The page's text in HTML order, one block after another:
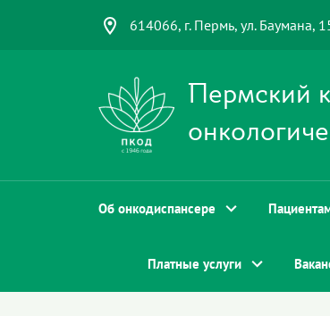
614066, г. Пермь, ул. Баумана,
Пермский
Об онкодиспансере
Платные услуги